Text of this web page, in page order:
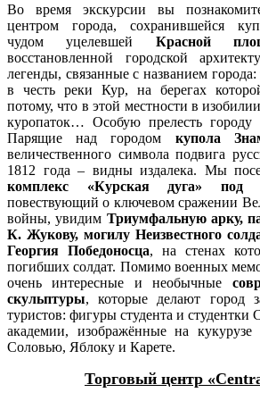
Во время экскурсии вы
центром города, сохранившейся
чудом уцелевшей
Красной
восстановленной городской
легенды, связанные с названием
в честь реки Кур, на берегах
потому, что в этой местности в
куропаток… Особую прелесть
Парящие над городом
купола
величественного символа подвига
1812 года – видны издалека. Мы
комплекс «Курская дуга»
под
повествующий о ключевом сражении
войны, увидим Триумфальную арку,
К. Жукову, могилу Неизвестного
Георгия Победоносца, на стенах
погибших солдат. Помимо военных
очень интересные и необычные
скульптуры, которые делают город
туристов: фигуры студента и студентки
академии, изображённые на
Соловью, Яблоку и Карете.
Торговый центр